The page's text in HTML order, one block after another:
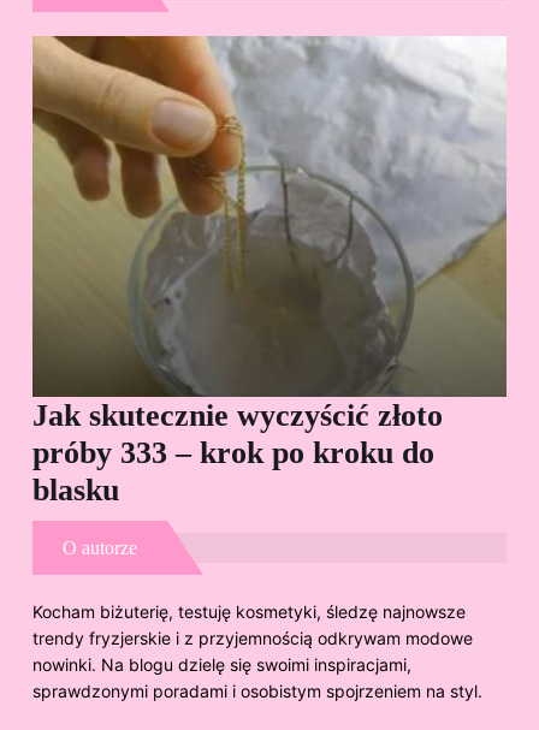
Jak skutecznie wyczyścić złoto
próby 333 – krok po kroku do
blasku
O autorze
Kocham biżuterię, testuję kosmetyki, śledzę najnowsze
trendy fryzjerskie i z przyjemnością odkrywam modowe
nowinki. Na blogu dzielę się swoimi inspiracjami,
sprawdzonymi poradami i osobistym spojrzeniem na styl.